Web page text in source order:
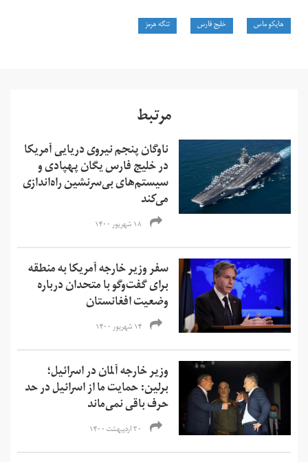
هایکو ماس خلیج فارس تنگه هرمز
مرتبط
ناوگان پنجم نیروی دریایی آمریکا
در خلیج فارس یگان پهپادی و
سیستم‌های بی‌سرنشین راه‌اندازی
می‌کند
۱۸ شهریور ۱۴۰۰
سفر وزیر خارجه آمریکا به منطقه
برای گفت‌وگو با متحدان درباره
وضعیت افغانستان
۱۴ شهریور ۱۴۰۰
وزیر خارجه آلمان در اسرائیل؛
برلین: حمایت ما از اسرائیل در حد
حرف باقی نمی‌ماند
۳۰ اردیبهشت ۱۴۰۰